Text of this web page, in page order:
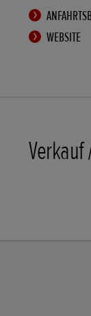
WEBSITE